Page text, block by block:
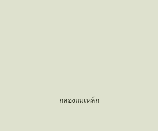
กล่องแม่เหล็ก